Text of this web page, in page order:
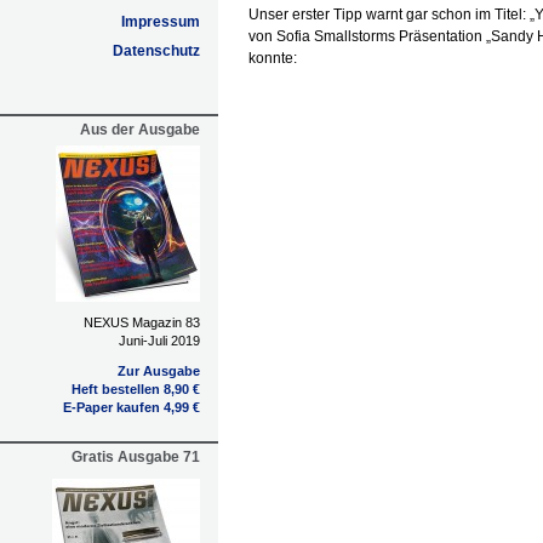
Impressum
Datenschutz
Aus der Ausgabe
NEXUS Magazin 83
Juni-Juli 2019
Zur Ausgabe
Heft bestellen 8,90 €
E-Paper kaufen 4,99 €
Gratis Ausgabe 71
Unser erster Tipp warnt gar schon im Titel:
von Sofia Smallstorms Präsentation
konnte: